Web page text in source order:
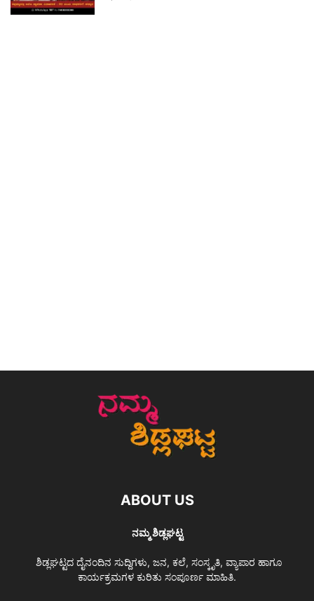
ABOUT US
ನಮ್ಮ ಶಿಡ್ಲಘಟ್ಟ
ಶಿಡ್ಲಘಟ್ಟದ ದೈನಂದಿನ ಸುದ್ದಿಗಳು, ಜನ, ಕಲೆ, ಸಂಸ್ಕೃತಿ, ವ್ಯಾಪಾರ ಹಾಗೂ
ಕಾರ್ಯಕ್ರಮಗಳ ಕುರಿತು ಸಂಪೂರ್ಣ ಮಾಹಿತಿ.